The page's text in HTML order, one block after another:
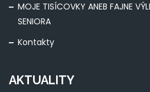
MOJE TISÍCOVKY ANEB FAJNE
SENIORA
Kontakty
AKTUALITY